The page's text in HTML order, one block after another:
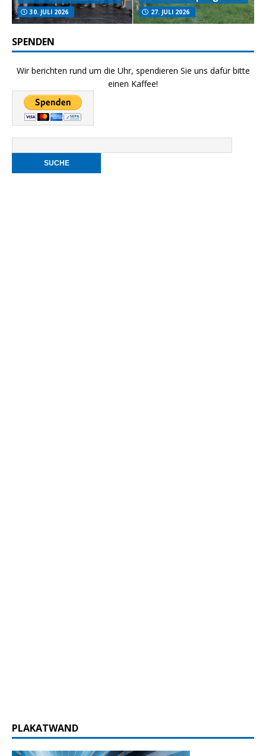
30. JULI 2026 27. JULI 2026
SPENDEN
Wir berichten rund um die Uhr, spendieren Sie uns dafür bitte
einen Kaffee!
PLAKATWAND